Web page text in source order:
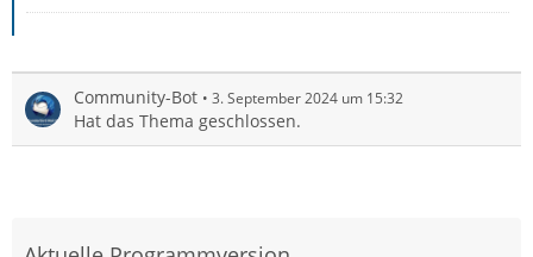
Community-Bot 3. September 2024 um 15:32
Hat das Thema geschlossen.